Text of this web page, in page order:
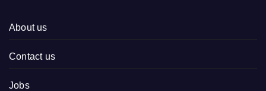
About us
Contact us
Jobs